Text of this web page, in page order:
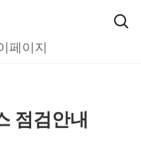
페이지
점검안내